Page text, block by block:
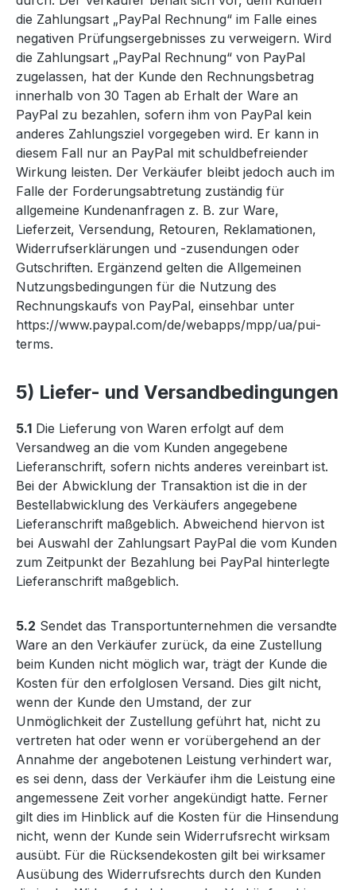
die Zahlungsart „PayPal Rechnung“ im Falle eines
negativen Prüfungsergebnisses zu verweigern. Wird
die Zahlungsart „PayPal Rechnung“ von PayPal
zugelassen, hat der Kunde den Rechnungsbetrag
innerhalb von 30 Tagen ab Erhalt der Ware an
PayPal zu bezahlen, sofern ihm von PayPal kein
anderes Zahlungsziel vorgegeben wird. Er kann in
diesem Fall nur an PayPal mit schuldbefreiender
Wirkung leisten. Der Verkäufer bleibt jedoch auch im
Falle der Forderungsabtretung zuständig für
allgemeine Kundenanfragen z. B. zur Ware,
Lieferzeit, Versendung, Retouren, Reklamationen,
Widerrufserklärungen und -zusendungen oder
Gutschriften. Ergänzend gelten die Allgemeinen
Nutzungsbedingungen für die Nutzung des
Rechnungskaufs von PayPal, einsehbar unter
https://www.paypal.com/de/webapps/mpp/ua/pui-
terms.
5) Liefer- und Versandbedingungen
5.1 Die Lieferung von Waren erfolgt auf dem
Versandweg an die vom Kunden angegebene
Lieferanschrift, sofern nichts anderes vereinbart ist.
Bei der Abwicklung der Transaktion ist die in der
Bestellabwicklung des Verkäufers angegebene
Lieferanschrift maßgeblich. Abweichend hiervon ist
bei Auswahl der Zahlungsart PayPal die vom Kunden
zum Zeitpunkt der Bezahlung bei PayPal hinterlegte
Lieferanschrift maßgeblich.
5.2 Sendet das Transportunternehmen die versandte
Ware an den Verkäufer zurück, da eine Zustellung
beim Kunden nicht möglich war, trägt der Kunde die
Kosten für den erfolglosen Versand. Dies gilt nicht,
wenn der Kunde den Umstand, der zur
Unmöglichkeit der Zustellung geführt hat, nicht zu
vertreten hat oder wenn er vorübergehend an der
Annahme der angebotenen Leistung verhindert war,
es sei denn, dass der Verkäufer ihm die Leistung eine
angemessene Zeit vorher angekündigt hatte. Ferner
gilt dies im Hinblick auf die Kosten für die Hinsendung
nicht, wenn der Kunde sein Widerrufsrecht wirksam
ausübt. Für die Rücksendekosten gilt bei wirksamer
Ausübung des Widerrufsrechts durch den Kunden